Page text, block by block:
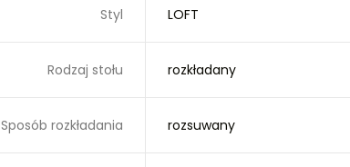
Styl LOFT
Rodzaj stołu rozkładany
Sposób rozkładania rozsuwany